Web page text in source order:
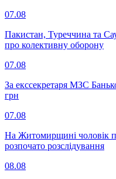
07.08
Пакистан, Туреччина та
про колективну оборону
07.08
За екссекретаря МЗС
грн
07.08
На Житомирщині чоловік
розпочато розслідування
08.08